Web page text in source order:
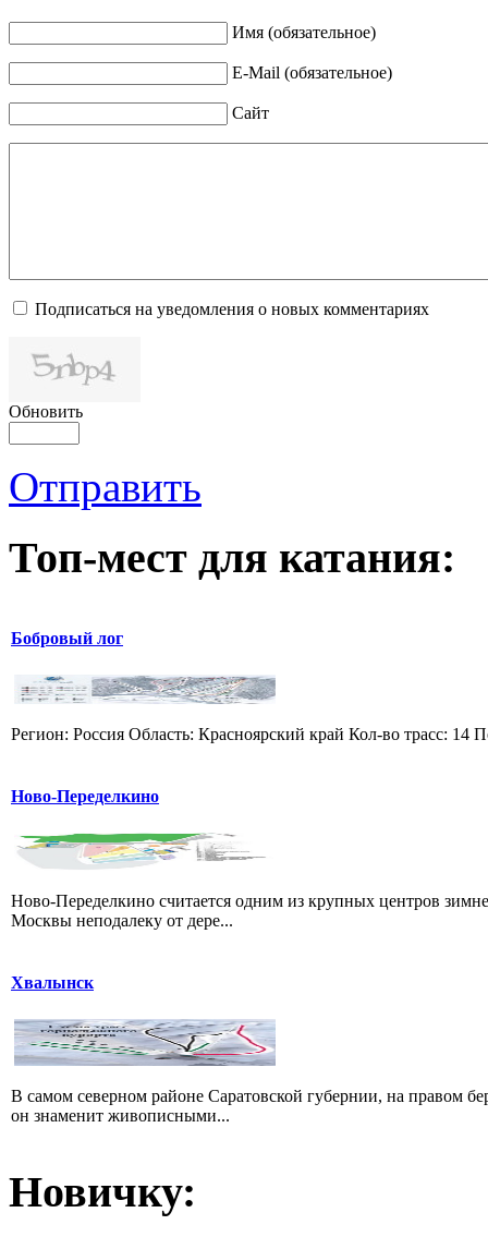
Имя (обязательное)
E-Mail (обязательное)
Сайт
Подписаться на уведомления о новых комментариях
Обновить
Отправить
Топ-мест для катания:
Бобровый лог
Регион: Россия Область: Красноярский край Кол-во трасс:
Ново-Переделкино
Ново-Переделкино считается одним из крупных центров
Москвы неподалеку от дере...
Хвалынск
В самом северном районе Саратовской губернии, на правом
он знаменит живописными...
Новичку: